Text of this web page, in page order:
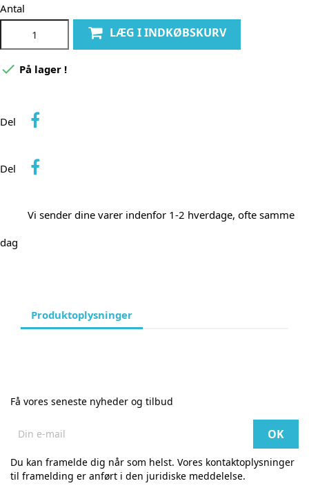
Antal
LÆG I INDKØBSKURV
 På lager !
Del
Del
Vi sender dine varer indenfor 1-2 hverdage, ofte samme
dag
Produktoplysninger
Få vores seneste nyheder og tilbud
Du kan framelde dig når som helst. Vores kontaktoplysninger
til framelding er anført i den juridiske meddelelse.